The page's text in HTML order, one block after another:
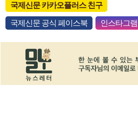
국제신문 카카오플러스 친구
국제신문 공식 페이스북 인스타그램